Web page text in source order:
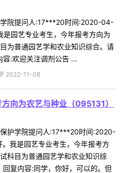
院提问人:17***20时间:2020-04-
园艺专业考生，今年报考方向为
为普通园艺学和农业知识综合。请
容:欢迎关注调剂公告 ...
2022-11-08
向为农艺与种业（095131）
护学院提问人:17***20时间:2020-
我是园艺专业考生，今年报考方
科目为普通园艺学和农业知识综
复内容:同学，你好，可以的。但